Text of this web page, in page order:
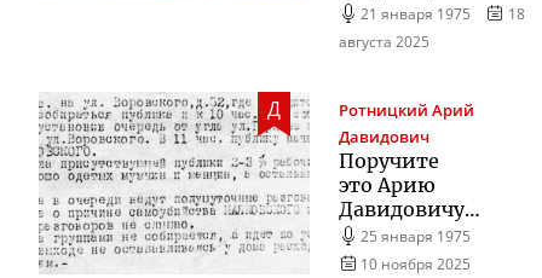
21 января 1975
18
августа 2025
Д Ротницкий Арий
Давидович
Поручите
это Арию
Давидовичу…
25 января 1975
10 ноября 2025